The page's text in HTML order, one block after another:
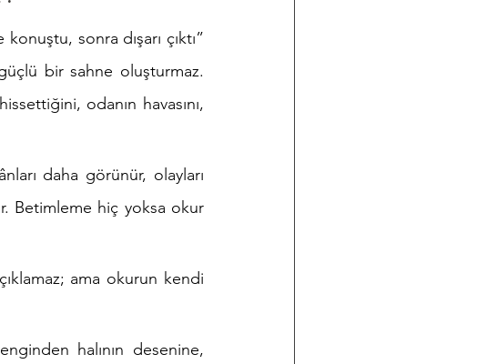
sonra dışarı çıktı”
bir sahne oluşturmaz.
odanın havasını,
daha görünür, olayları
Betimleme hiç yoksa okur
ama okurun kendi
halının desenine,